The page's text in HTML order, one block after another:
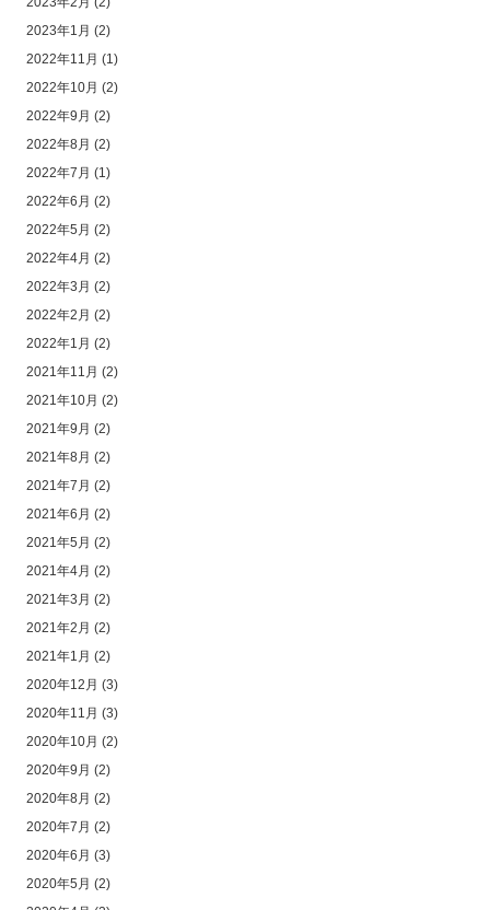
2023年1月 (2)
2022年11月 (1)
2022年10月 (2)
2022年9月 (2)
2022年8月 (2)
2022年7月 (1)
2022年6月 (2)
2022年5月 (2)
2022年4月 (2)
2022年3月 (2)
2022年2月 (2)
2022年1月 (2)
2021年11月 (2)
2021年10月 (2)
2021年9月 (2)
2021年8月 (2)
2021年7月 (2)
2021年6月 (2)
2021年5月 (2)
2021年4月 (2)
2021年3月 (2)
2021年2月 (2)
2021年1月 (2)
2020年12月 (3)
2020年11月 (3)
2020年10月 (2)
2020年9月 (2)
2020年8月 (2)
2020年7月 (2)
2020年6月 (3)
2020年5月 (2)